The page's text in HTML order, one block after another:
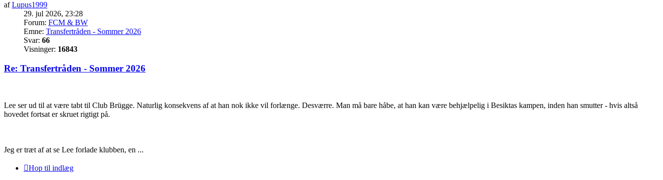
afLupus1999
29. jul 2026, 23:28
Forum: FCM & BW
Emne: Transfertråden - Sommer 2026
Svar: 66
Visninger: 16843
Re: Transfertråden - Sommer 2026
Lee ser ud til at være tabt til Club Brügge. Naturlig konsekvens af at han nok ikke vil forlænge. Desværre. Man må bare håbe, at han kan være behjælpelig i Besiktas kampen, inden han smutter - hvis altså
hovedet fortsat er skruet rigtigt på.
Jeg er træt af at se Lee forlade klubben, en ...
Hop til indlæg